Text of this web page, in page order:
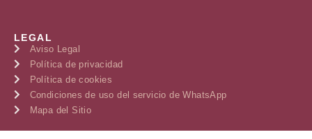
LEGAL
Aviso Legal
Política de privacidad
Política de cookies
Condiciones de uso del servicio de WhatsApp
Mapa del Sitio